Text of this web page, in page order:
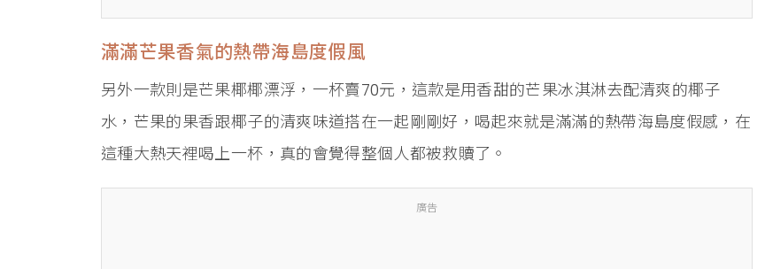
滿滿芒果香氣的熱帶海島度假風
另外一款則是芒果椰椰漂浮，一杯賣70元，這款是用香甜的芒果冰淇淋去配清爽的椰子
水，芒果的果香跟椰子的清爽味道搭在一起剛剛好，喝起來就是滿滿的熱帶海島度假感，在
這種大熱天裡喝上一杯，真的會覺得整個人都被救贖了。
廣告